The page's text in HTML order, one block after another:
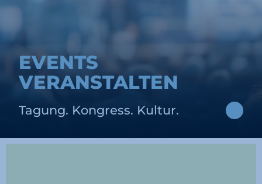
EVENTS
VERANSTALTEN
Tagung. Kongress. Kultur.